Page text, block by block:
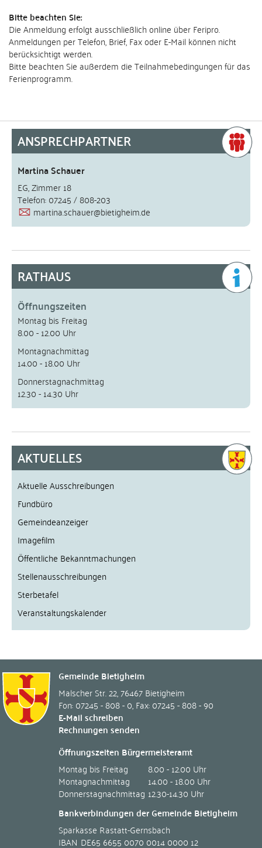
Bitte beachten Sie:
Die Anmeldung erfolgt ausschließlich online über Feripro.
Anmeldungen per Telefon, Brief, Fax oder E-Mail können nicht
berücksichtigt werden.
Bitte beachten Sie außerdem die Teilnahmebedingungen für das
Ferienprogramm.
ANSPRECHPARTNER
Martina Schauer
EG, Zimmer 18
Telefon: 07245 / 808-203
martina.schauer@bietigheim.de
RATHAUS
Öffnungszeiten
Montag bis Freitag
8.00 - 12.00 Uhr
Montagnachmittag
14.00 - 18.00 Uhr
Donnerstagnachmittag
12.30 - 14.30 Uhr
AKTUELLES
Aktuelle Ausschreibungen
Fundbüro
Gemeindeanzeiger
Imagefilm
Öffentliche Bekanntmachungen
Stellenausschreibungen
Sterbetafel
Veranstaltungskalender
Gemeinde Bietigheim
Malscher Str. 22,76467Bietigheim
Fon: 07245 - 808 - 0,Fax: 07245 - 808 - 90
E-Mail schreiben
Rechnungen senden
Öffnungszeiten Bürgermeisteramt
Montag bis Freitag
8.00 - 12.00 Uhr
Montagnachmittag
14.00 - 18.00 Uhr
Donnerstagnachmittag 12.30-14.30 Uhr
Bankverbindungen der Gemeinde Bietigheim
Sparkasse Rastatt-Gernsbach
IBAN DE65 6655 0070 0014 0000 12